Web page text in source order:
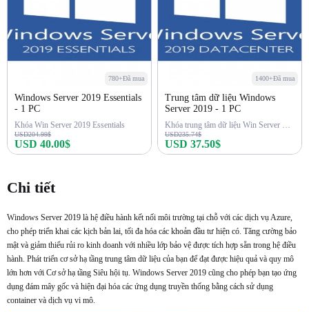
780+Đã mua
Windows Server 2019 Essentials
- 1 PC
Khóa Win Server 2019 Essentials
USD204.99$
USD 40.00$
1400+Đã mua
Trung tâm dữ liệu Windows
Server 2019 - 1 PC
Khóa trung tâm dữ liệu Win Server 2019
USD235.74$
USD 37.50$
Chi tiết
Windows Server 2019 là hệ điều hành kết nối môi trường tại chỗ với các dịch vụ Azure,
cho phép triển khai các kịch bản lai, tối đa hóa các khoản đầu tư hiện có. Tăng cường bảo
mật và giảm thiểu rủi ro kinh doanh với nhiều lớp bảo vệ được tích hợp sẵn trong hệ điều
hành. Phát triển cơ sở hạ tầng trung tâm dữ liệu của bạn để đạt được hiệu quả và quy mô
lớn hơn với Cơ sở hạ tầng Siêu hội tụ. Windows Server 2019 cũng cho phép bạn tạo ứng
dụng đám mây gốc và hiện đại hóa các ứng dụng truyền thống bằng cách sử dụng
container và dịch vụ vi mô.